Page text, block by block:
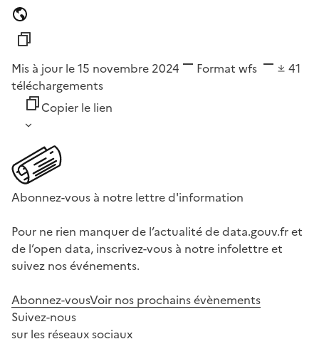
Mis à jour le 15 novembre 2024 Format wfs
41
téléchargements
Copier le lien
Abonnez-vous à notre lettre d'information
Pour ne rien manquer de l’actualité de data.gouv.fr et
de l’open data, inscrivez-vous à notre infolettre et
suivez nos événements.
Abonnez-vousVoir nos prochains évènements
Suivez-nous
sur les réseaux sociaux